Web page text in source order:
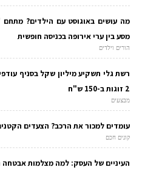
מה עושים באוגוסט עם הילדים?
מסע בין ערי אירופה בכניסה חופשית
הורים וילדים
רשת גלי תשקיע מיליון שקל בסניף
2 זוגות ב-150 ש"ח
מבצעים
עומדים למכור את הרכב? הצעדים
קונים חכם
העיניים של העסק: למה מצלמות אבטחה